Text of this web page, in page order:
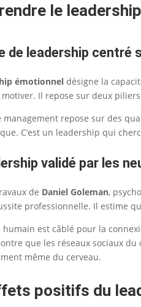
le
de leadership centré
émotionnel désigne la
Il repose sur deux
management repose sur des
C’est un leadership qui
validé par les
de Daniel Goleman,
professionnelle. Il estime
humain est câblé pour la
que les réseaux sociaux
même du cerveau.
positifs du